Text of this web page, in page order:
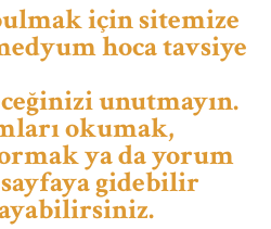
için sitemize
hoca tavsiye
unutmayın.
okumak,
ya da yorum
gidebilir